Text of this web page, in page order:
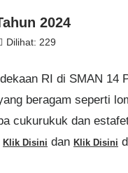
2024
Dilihat: 229
RI di SMAN 14
beragam seperti
cukurukuk dan
Klik Disini dan Klik Disini